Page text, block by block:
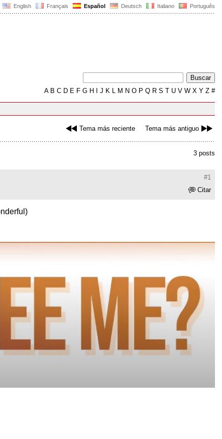
English Français Español Deutsch Italiano Português
AB C D E F G H J K L M N O P Q R S T U V W X Y Z #
Tema más reciente Tema más antiguo
3 posts
#1
Citar